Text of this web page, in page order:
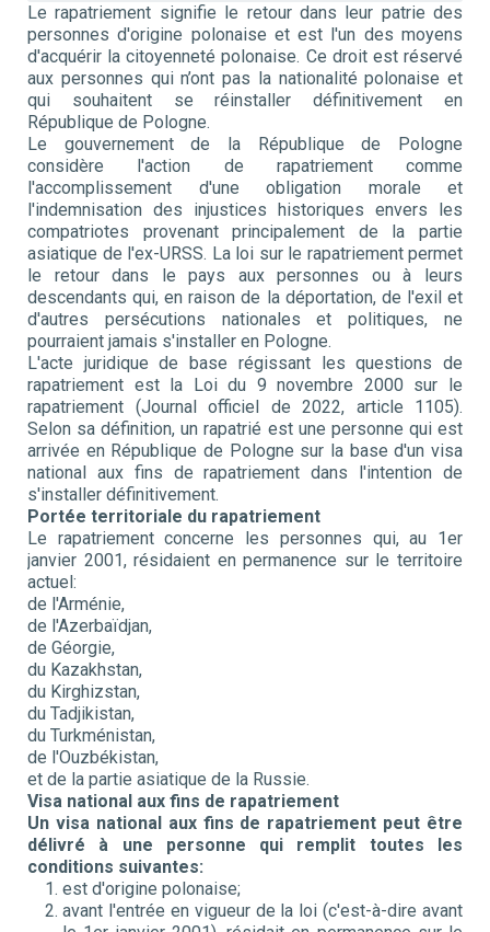
Le rapatriement signifie le retour dans leur patrie des
personnes d'origine polonaise et est l'un des moyens
d'acquérir la citoyenneté polonaise. Ce droit est réservé
aux personnes qui n’ont pas la nationalité polonaise et
qui souhaitent se réinstaller définitivement en
République de Pologne.
Le gouvernement de la République de Pologne
considère l'action de rapatriement comme
l'accomplissement d'une obligation morale et
l'indemnisation des injustices historiques envers les
compatriotes provenant principalement de la partie
asiatique de l'ex-URSS. La loi sur le rapatriement permet
le retour dans le pays aux personnes ou à leurs
descendants qui, en raison de la déportation, de l'exil et
d'autres persécutions nationales et politiques, ne
pourraient jamais s'installer en Pologne.
L'acte juridique de base régissant les questions de
rapatriement est la Loi du 9 novembre 2000 sur le
rapatriement (Journal officiel de 2022, article 1105).
Selon sa définition, un rapatrié est une personne qui est
arrivée en République de Pologne sur la base d'un visa
national aux fins de rapatriement dans l'intention de
s'installer définitivement.
Portée territoriale du rapatriement
Le rapatriement concerne les personnes qui, au 1er
janvier 2001, résidaient en permanence sur le territoire
actuel:
de l'Arménie,
de l'Azerbaïdjan,
de Géorgie,
du Kazakhstan,
du Kirghizstan,
du Tadjikistan,
du Turkménistan,
de l'Ouzbékistan,
et de la partie asiatique de la Russie.
Visa national aux fins de rapatriement
Un visa national aux fins de rapatriement peut être
délivré à une personne qui remplit toutes les
conditions suivantes:
est d'origine polonaise;
avant l'entrée en vigueur de la loi (c'est-à-dire avant